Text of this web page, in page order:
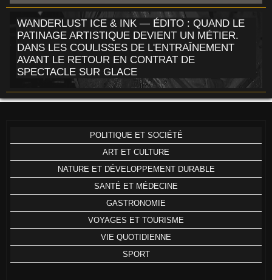
WANDERLUST ICE & INK — ÉDITO : QUAND LE
PATINAGE ARTISTIQUE DEVIENT UN MÉTIER.
DANS LES COULISSES DE L'ENTRAÎNEMENT
AVANT LE RETOUR EN CONTRAT DE
SPECTACLE SUR GLACE
POLITIQUE ET SOCIÉTÉ
ART ET CULTURE
NATURE ET DÉVELOPPEMENT DURABLE
SANTÉ ET MÉDECINE
GASTRONOMIE
VOYAGES ET TOURISME
VIE QUOTIDIENNE
SPORT